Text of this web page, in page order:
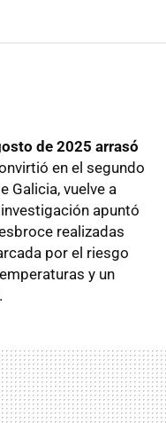
de 2025 arrasó
en el segundo
Galicia, vuelve a
apuntó
realizadas
por el riesgo
y un